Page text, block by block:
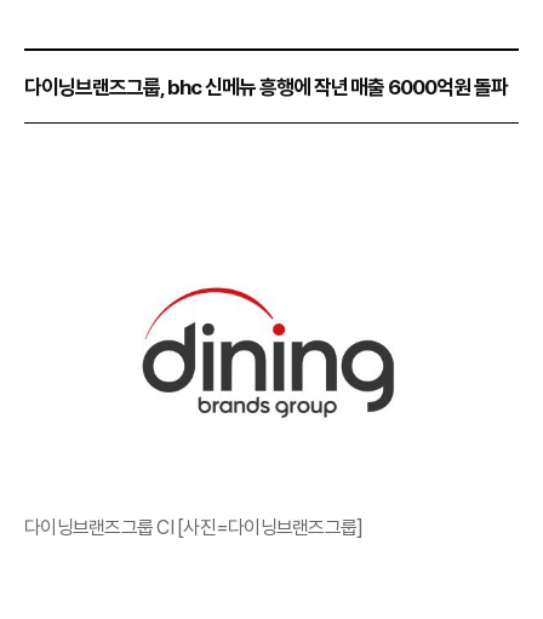
다이닝브랜즈그룹, bhc 신메뉴 흥행에 작년 매출 6000억원 돌파
다이닝브랜즈그룹 CI [사진=다이닝브랜즈그룹]